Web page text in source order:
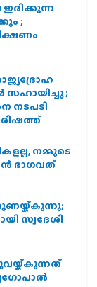
ഇരിക്കുന്ന
;
സഹായിച്ചു ;
നടപടി
നമ്മുടെ
ഭാഗവത്
സ്വദേശി